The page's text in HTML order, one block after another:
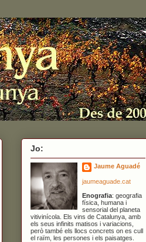
Jo:
Jaume Aguadé
jaumeaguade.cat
Enografia: geografia
física, humana i
sensorial del planeta
vitivinícola. Els vins de Catalunya, amb
els seus infinits matisos i variacions,
però també els llocs concrets on es cull
el raïm, les persones i els paisatges.